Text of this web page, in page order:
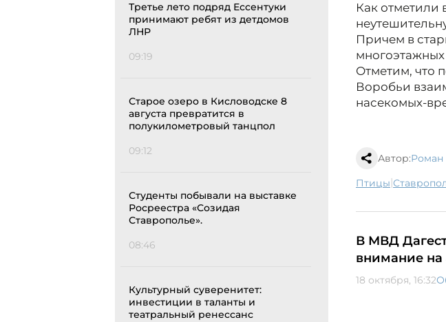
Третье лето подряд Ессентуки
принимают ребят из детдомов
ЛНР
09:19
Старое озеро в Кисловодске 8
августа превратится в
полукилометровый танцпол
09:12
Студенты побывали на выставке
Росреестра «Созидая
Ставрополье».
08:46
Культурный суверенитет:
инвестиции в таланты и
театральный ренессанс
Как отметили
Причем в
многоэтажных
Отметим, что
Воробьи
насекомых-
Автор:Роман
птицы|
В МВД
внимание
18 октября, 16:32